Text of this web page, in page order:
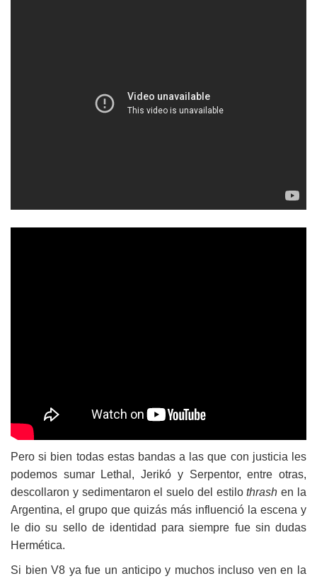
Pero si bien todas estas bandas a las que con justicia les
podemos sumar Lethal, Jerikó y Serpentor, entre otras,
descollaron y sedimentaron el suelo del estilothrash en la
Argentina, el grupo que quizás más influenció la escena y
le dio su sello de identidad para siempre fue sin dudas
Hermética.
Si bien V8 ya fue un anticipo y muchos incluso ven en la